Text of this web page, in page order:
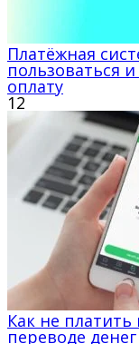
Платёжная
пользоваться
оплату
12
Как не
переводе